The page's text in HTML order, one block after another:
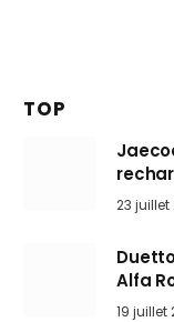
TOP
arrive
23 juillet
Alfa
l’art
19 juillet